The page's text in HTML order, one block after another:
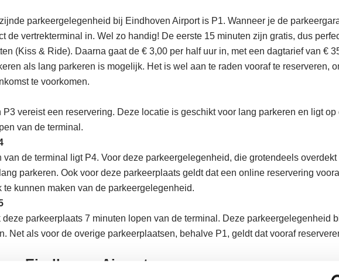
parkeergelegenheid bij Eindhoven Airport is P1. Wanneer je de
de vertrekterminal in. Wel zo handig! De eerste 15 minuten zijn gratis, dus
(Kiss & Ride). Daarna gaat de € 3,00 per half uur in, met een dagtarief van €
als lang parkeren is mogelijk. Het is wel aan te raden vooraf te reserveren,
te voorkomen.
P3 vereist een reservering. Deze locatie is geschikt voor lang parkeren en ligt op
van de terminal.
van de terminal ligt P4. Voor deze parkeergelegenheid, die grotendeels overdekt
parkeren. Ook voor deze parkeerplaats geldt dat een online reservering
te kunnen maken van de parkeergelegenheid.
deze parkeerplaats 7 minuten lopen van de terminal. Deze parkeergelegenheid
Net als voor de overige parkeerplaatsen, behalve P1, geldt dat vooraf
Eindhoven Airport